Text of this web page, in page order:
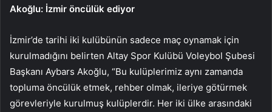
Akoğlu: İzmir öncülük ediyor
İzmir’de tarihi iki kulübünün sadece maç oynamak için
kurulmadığını belirten Altay Spor Kulübü Voleybol Şubesi
Başkanı Aybars Akoğlu, “Bu kulüplerimiz aynı zamanda
topluma öncülük etmek, rehber olmak, ileriye götürmek
görevleriyle kurulmuş kulüplerdir. Her iki ülke arasındaki